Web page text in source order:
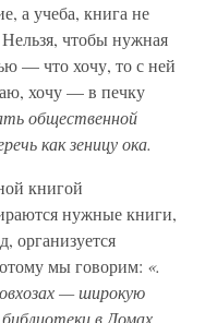
а учеба, книга не
Нельзя, чтобы нужная
— что хочу, то с ней
хочу — в печку
общественной
как зеницу ока.
книгой
нужные книги,
организуется
мы говорим: «.
— широкую
в Домах